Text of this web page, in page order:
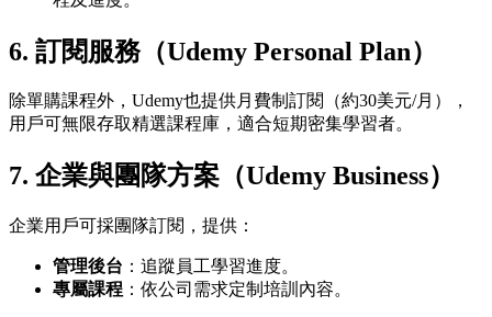
6. 訂閱服務（Udemy Personal Plan）
除單購課程外，Udemy也提供月費制訂閱（約30美元/月），
用戶可無限存取精選課程庫，適合短期密集學習者。
7. 企業與團隊方案（Udemy Business）
企業用戶可採團隊訂閱，提供：
管理後台 ：追蹤員工學習進度。
專屬課程 ：依公司需求定制培訓內容。